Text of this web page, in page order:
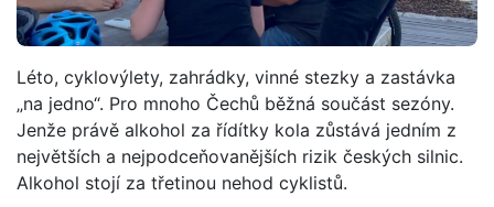
Léto, cyklovýlety, zahrádky, vinné stezky a zastávka
„na jedno“. Pro mnoho Čechů běžná součást sezóny.
Jenže právě alkohol za řídítky kola zůstává jedním z
největších a nejpodceňovanějších rizik českých silnic.
Alkohol stojí za třetinou nehod cyklistů.